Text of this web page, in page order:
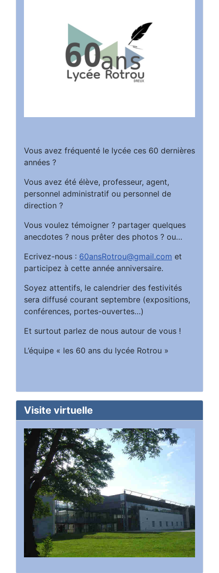
Vous avez fréquenté le lycée ces 60 dernières
années ?
Vous avez été élève, professeur, agent,
personnel administratif ou personnel de
direction ?
Vous voulez témoigner ? partager quelques
anecdotes ? nous prêter des photos ? ou…
Ecrivez-nous : 60ansRotrou@gmail.com et
participez à cette année anniversaire.
Soyez attentifs, le calendrier des festivités
sera diffusé courant septembre (expositions,
conférences, portes-ouvertes…)
Et surtout parlez de nous autour de vous !
L’équipe « les 60 ans du lycée Rotrou »
Visite virtuelle